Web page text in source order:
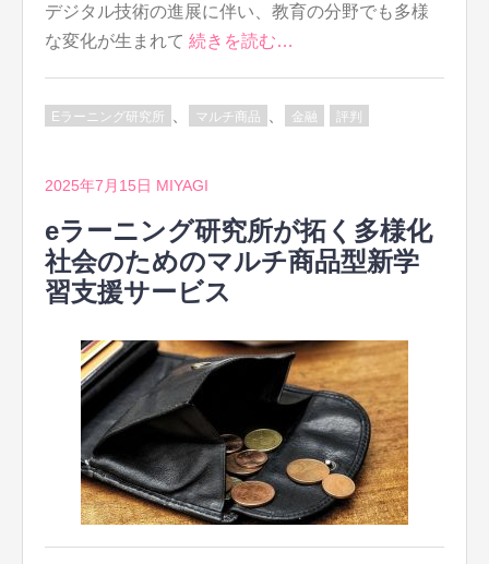
デジタル技術の進展に伴い、教育の分野でも多様
な変化が生まれて 続きを読む…
Eラーニング研究所 マルチ商品 金融 評判
2025年7月15日 MIYAGI
eラーニング研究所が拓く多様化
社会のためのマルチ商品型新学
習支援サービス